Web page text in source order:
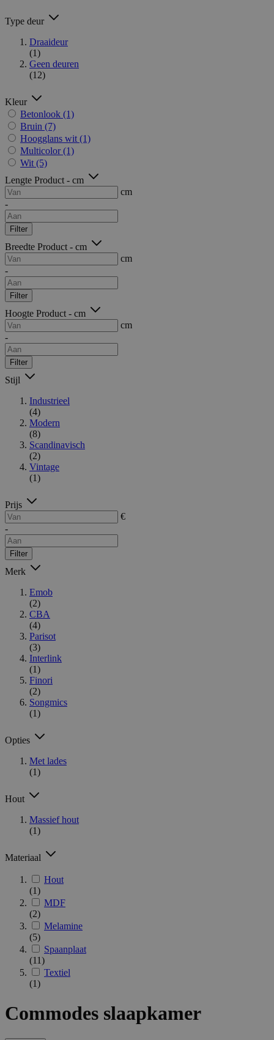
Type deur
Draaideur
(1)
Geen deuren
(12)
Kleur
Betonlook (1)
Bruin (7)
Hoogglans wit (1)
Multicolor (1)
Wit (5)
Lengte Product - cm
cm
-
Filter
Breedte Product - cm
cm
-
Filter
Hoogte Product - cm
cm
-
Filter
Stijl
Industrieel
(4)
Modern
(8)
Scandinavisch
(2)
Vintage
(1)
Prijs
€
-
Filter
Merk
Emob
(2)
CBA
(4)
Parisot
(3)
Interlink
(1)
Finori
(2)
Songmics
(1)
Opties
Met lades
(1)
Hout
Massief hout
(1)
Materiaal
Hout
(1)
MDF
(2)
Melamine
(5)
Spaanplaat
(11)
Textiel
(1)
Commodes slaapkamer